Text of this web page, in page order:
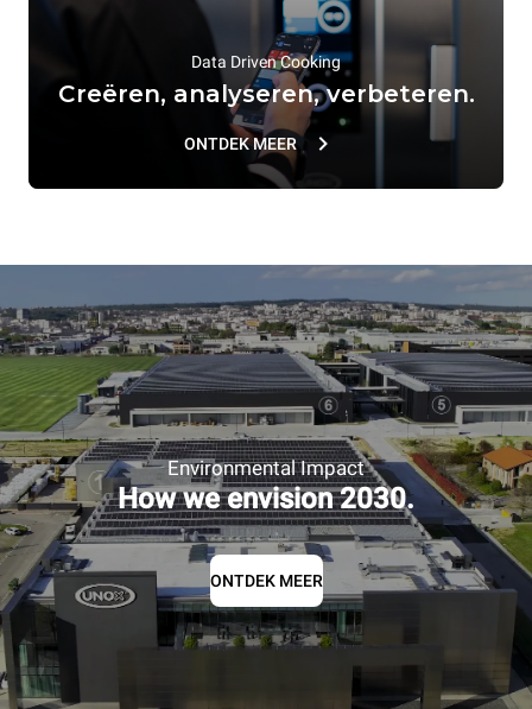
Data Driven Cooking
Creëren, analyseren, verbeteren.
ONTDEK MEER
Environmental Impact
How we envision 2030.
ONTDEK MEER